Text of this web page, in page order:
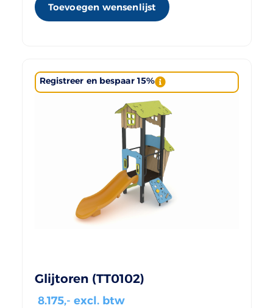
Toevoegen wensenlijst
Registreer en bespaar 15%
Glijtoren (TT0102)
8.175,- excl. btw